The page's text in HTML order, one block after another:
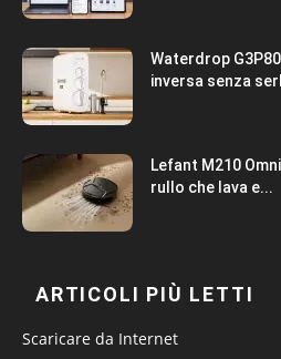
Waterdrop
inversa senza
Lefant M210
rullo che lava e...
ARTICOLI PIÙ LETTI
Scaricare da Internet